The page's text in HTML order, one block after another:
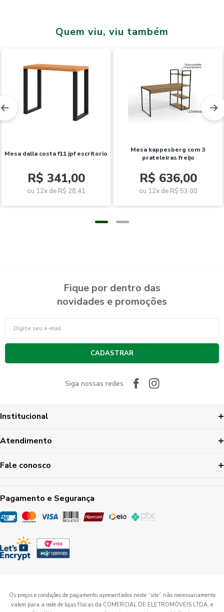
Quem viu, viu também
mesa dalla costa f11 jpf escritorio
R$ 341,00
ou 12x de R$ 28,41
mesa kappesberg com 3
prateleiras freijo
R$ 636,00
ou 12x de R$ 53,00
Fique por dentro das
novidades e promoções
CADASTRAR
Siga nossas redes
Institucional
Atendimento
Fale conosco
Pagamento e Segurança
Os preços e condições de pagamento apresentados neste “site” não necessariamente
valem para a rede de lojas físicas da COMERCIAL DE ELETROMÓVEIS LTDA, e